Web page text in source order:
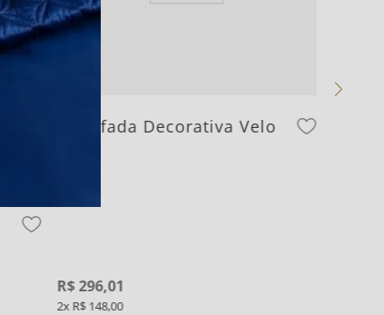
Almofada Decorativa Velo
R$296,01
2 R$148,00